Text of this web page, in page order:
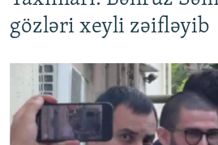
gözləri xeyli zəifləyib